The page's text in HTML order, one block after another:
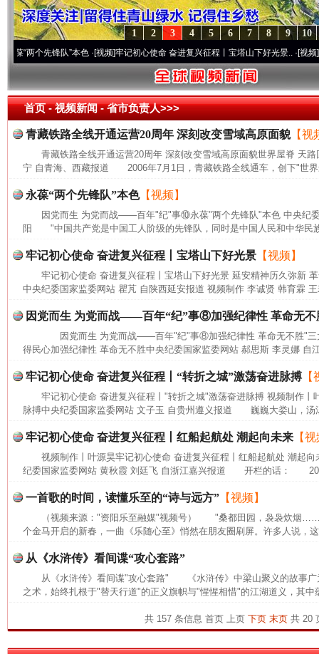
10
9
8
7
6
5
4
3
2
1
个先锋队”本色·[视频]牢记初心使命 奋进复兴征程丨宝塔山下好光景..·[视频]因党而
首页- 视频新闻 -省市负责人>>>
青藏铁路全线开通运营20周年 深刻改变雪域高原面貌【视
青藏铁路全线开通运营20周年 深刻改变雪域高原面貌世界屋脊 天
宁 自青海、西藏报道 2006年7月1日，青藏铁路全线通车，创下"世界
永葆“两个先锋队”本色【视频】
因党而生 为党而战——百年"纪"事⑩永葆"两个先锋队"本色 中央纪
阳 "中国共产党是中国工人阶级的先锋队，同时是中国人民和中华民
牢记初心使命 奋进复兴征程丨宝塔山下好光景 【视频】
牢记初心使命 奋进复兴征程丨宝塔山下好光景 延安精神历久弥新
中央纪委国家监委网站 瞿芃 自陕西延安报道 视频制作 李诚贤 韩育霖
因党而生 为党而战——百年“纪”事⑧加强纪律性 革命无不
因党而生 为党而战——百年"纪"事⑧加强纪律性 革命无不胜"三
得民心加强纪律性 革命无不胜中央纪委国家监委网站 郝思斯 李灵娜 自
牢记初心使命 奋进复兴征程丨“转折之城”激荡奋进脉搏【
牢记初心使命 奋进复兴征程丨"转折之城"激荡奋进脉搏 视频制作丨
脉搏中央纪委国家监委网站 文子玉 自贵州遵义报道 巍巍大娄山，汤
牢记初心使命 奋进复兴征程丨红船起航处 潮起向未来 【
视频制作丨叶源昊牢记初心使命 奋进复兴征程丨红船起航处 潮起
纪委国家监委网站 黄秋霞 刘廷飞 自浙江嘉兴报道 开栏的话：
一首歌的时间，读懂乐至的“诗与远方” 【视频】
（视频来源："资阳乐至融媒"视频号） "桑都田园，袅袅炊烟
个金马开启的新春，一曲《乐随心至》悄然在朋友圈刷屏。许多人说，
从《水浒传》看间谍“攻心套路”
从《水浒传》看间谍"攻心套路" 《水浒传》中梁山聚义的故事广
之术，始终扎根于"替天行道"的正义旗帜与"惺惺相惜"的江湖道义，其中
共 157 条信息 首页 上页 下页 末页共 20
网上购药对药下症？